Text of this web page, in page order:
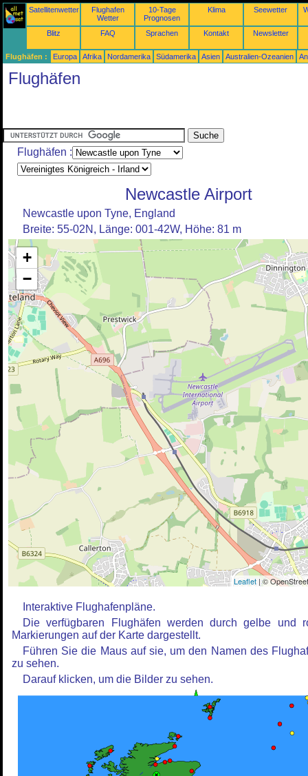
Satellitenwetter
Flughafen
Wetter
10-Tage
Prognosen
Klima Seewetter
Blitz FAQ Sprachen Kontakt Newsletter
Flughäfen : Europa Afrika Nordamerika Südamerika Asien Australien-Ozeanien
Flughäfen
Flughäfen :
Newcastle Airport
Newcastle upon Tyne, England
Breite: 55-02N, Länge: 001-42W, Höhe: 81 m
+
−
Leaflet | ©
Interaktive Flughafenpläne.
Die verfügbaren Flughäfen werden durch gelbe und
Markierungen auf der Karte dargestellt.
Führen Sie die Maus auf sie, um den Namen des
zu sehen.
Darauf klicken, um die Bilder zu sehen.